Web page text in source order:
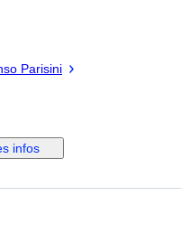
Parisini
infos